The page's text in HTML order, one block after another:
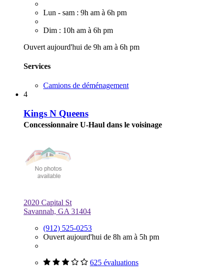
Lun - sam : 9h am à 6h pm
Dim : 10h am à 6h pm
Ouvert aujourd'hui de 9h am à 6h pm
Services
Camions de déménagement
4
Kings N Queens
Concessionnaire U-Haul dans le voisinage
2020 Capital St
Savannah, GA 31404
(912) 525-0253
Ouvert aujourd'hui de 8h am à 5h pm
625 évaluations